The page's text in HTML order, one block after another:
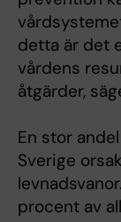
detta är det
vårdens
åtgärder,
En stor
Sverige
procent av